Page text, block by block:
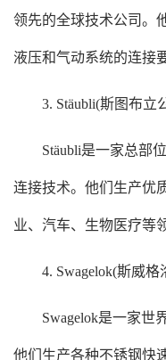
领先的全球技术公司。
液压和气动系统的连接
3. Stäubli(斯图布立公
Stäubli是一家总部位
连接技术。他们生产优
业、汽车、生物医疗等
4. Swagelok(斯威格
Swagelok是一家世界
他们生产各种不锈钢快